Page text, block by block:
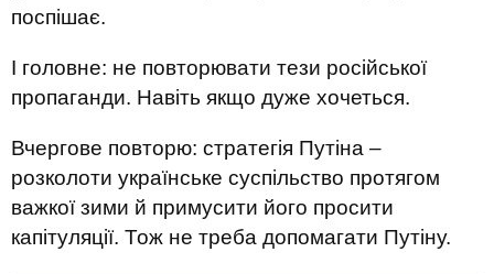
поспішає.
І головне: не повторювати тези російської
пропаганди. Навіть якщо дуже хочеться.
Вчергове повторю: стратегія Путіна –
розколоти українське суспільство протягом
важкої зими й примусити його просити
капітуляції. Тож не треба допомагати Путіну.